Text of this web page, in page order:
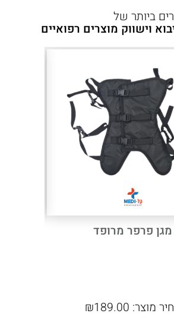
and
Lifting
Belt
חגורת
הולכה
תוצרת
צרפת
ביותר של
וישווק מוצרים רפואיים
מגן פרפר מרופד
מוצר: ₪189.00